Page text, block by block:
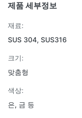
제품 세부정보
재료:
SUS 304, SUS316
크기:
맞춤형
색상:
은, 금 등